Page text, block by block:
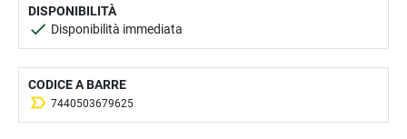
DISPONIBILITÀ
Disponibilità immediata
CODICE A BARRE
7440503679625